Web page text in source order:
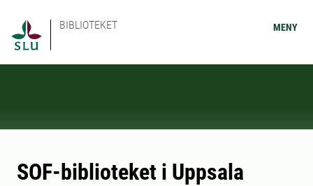
BIBLIOTEKET MENY
SOF-biblioteket i Uppsala